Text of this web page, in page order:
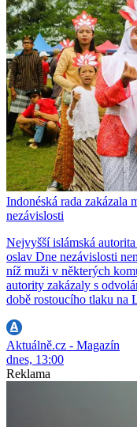
Indonéská rada zakázala
nezávislosti
Nejvyšší islámská
oslav Dne nezávislosti
níž muži v některých
autority zakázaly s
době rostoucího tlaku na
Aktuálně.cz - Magazín
dnes, 13:00
Reklama